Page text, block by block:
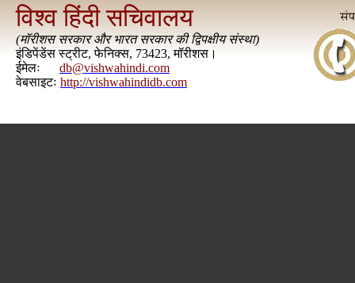
विश्व हिंदी सचिवालय
(मॉरीशस सरकार और भारत सरकार की द्विपक्षीय संस्था)
इंडिपेंडेंस स्ट्रीट, फेनिक्स, 73423, मॉरीशस।
ईमेलः
db@vishwahindi.com
वेबसाइटः http://vishwahindidb.com